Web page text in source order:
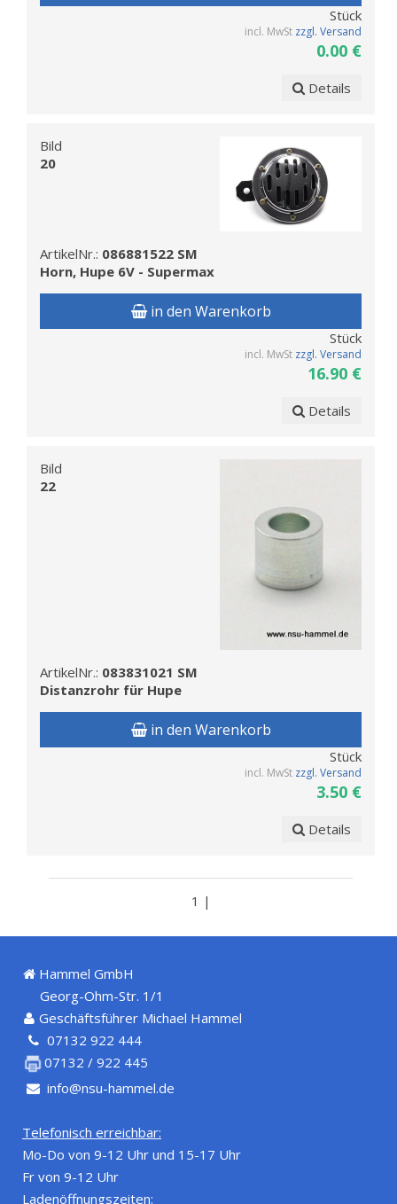
Stück
incl. MwSt zzgl. Versand
0.00 €
Details
Bild
20
ArtikelNr.: 086881522 SM
Horn, Hupe 6V - Supermax
in den Warenkorb
Stück
incl. MwSt zzgl. Versand
16.90 €
Details
Bild
22
ArtikelNr.: 083831021 SM
Distanzrohr für Hupe
in den Warenkorb
Stück
incl. MwSt zzgl. Versand
3.50 €
Details
1 |
Hammel GmbH
Georg-Ohm-Str. 1/1
Geschäftsführer Michael Hammel
07132 922 444
07132 / 922 445
info@nsu-hammel.de
Telefonisch erreichbar:
Mo-Do von 9-12 Uhr und 15-17 Uhr
Fr von 9-12 Uhr
Ladenöffnungszeiten: